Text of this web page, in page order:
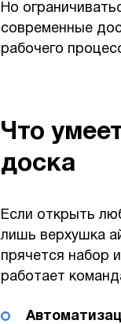
Но
современные
рабочего
Что
доска
Если открыть
лишь верхушка
прячется набор
работает